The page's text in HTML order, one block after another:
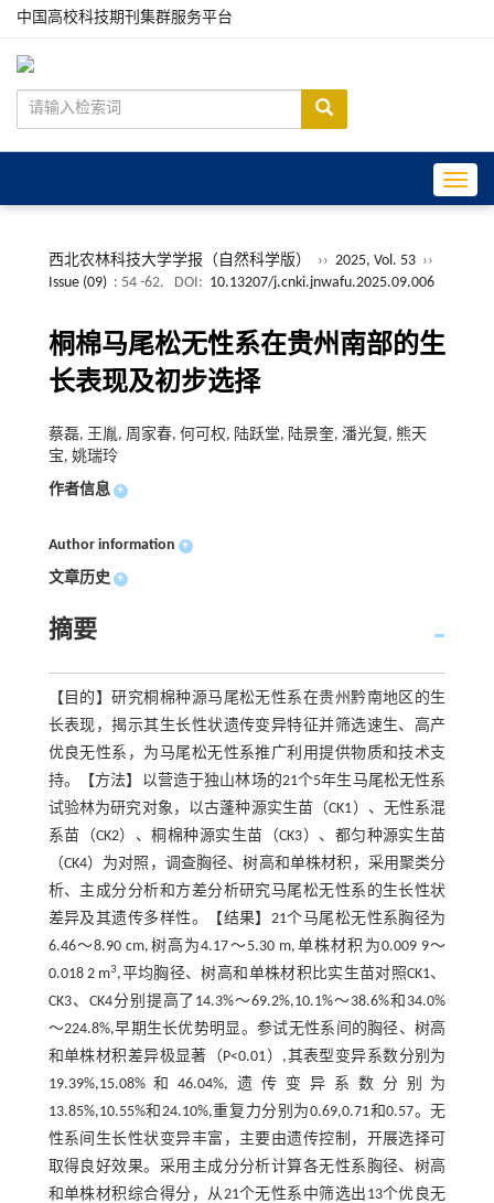
中国高校科技期刊集群服务平台
西北农林科技大学学报（自然科学版） ›› 2025, Vol. 53 ››
Issue (09) : 54 -62. DOI: 10.13207/j.cnki.jnwafu.2025.09.006
桐棉马尾松无性系在贵州南部的生
长表现及初步选择
蔡磊, 王胤, 周家春, 何可权, 陆跃堂, 陆景奎, 潘光复, 熊天
宝, 姚瑞玲
作者信息 +
Author information +
文章历史 +
摘要
【目的】研究桐棉种源马尾松无性系在贵州黔南地区的生
长表现，揭示其生长性状遗传变异特征并筛选速生、高产
优良无性系，为马尾松无性系推广利用提供物质和技术支
持。【方法】以营造于独山林场的21个5年生马尾松无性系
试验林为研究对象，以古蓬种源实生苗（CK1）、无性系混
系苗（CK2）、桐棉种源实生苗（CK3）、都匀种源实生苗
（CK4）为对照，调查胸径、树高和单株材积，采用聚类分
析、主成分分析和方差分析研究马尾松无性系的生长性状
差异及其遗传多样性。【结果】21个马尾松无性系胸径为
6.46～8.90 cm,树高为4.17～5.30 m,单株材积为0.009 9～
0.018 2 m3,平均胸径、树高和单株材积比实生苗对照CK1、
CK3、CK4分别提高了14.3%～69.2%,10.1%～38.6%和34.0%
～224.8%,早期生长优势明显。参试无性系间的胸径、树高
和单株材积差异极显著（P<0.01）,其表型变异系数分别为
19.39%,15.08%和46.04%,遗传变异系数分别为
13.85%,10.55%和24.10%,重复力分别为0.69,0.71和0.57。无
性系间生长性状变异丰富，主要由遗传控制，开展选择可
取得良好效果。采用主成分分析计算各无性系胸径、树高
和单株材积综合得分，从21个无性系中筛选出13个优良无